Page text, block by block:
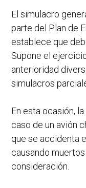
El simulacro
parte del Plan de
establece que
Supone el
anterioridad
simulacros
En esta ocasión,
caso de un avión
que se accidenta
causando
consideración.